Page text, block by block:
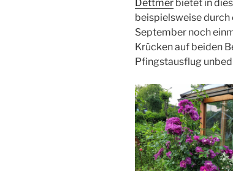
Dettmer bietet in
beispielsweise durch
September noch
Krücken auf beiden
Pfingstausflug